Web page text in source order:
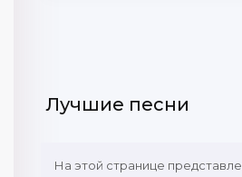
Лучшие песни
На этой странице